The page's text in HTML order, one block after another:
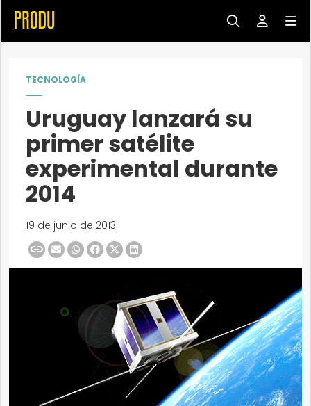
TECNOLOGÍA
Uruguay lanzará su
primer satélite
experimental durante
2014
19 de junio de 2013